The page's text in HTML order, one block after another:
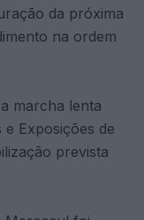
da próxima
na ordem
marcha lenta
Exposições de
prevista